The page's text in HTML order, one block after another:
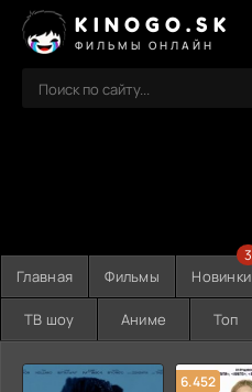
KINOGO.SK
ФИЛЬМЫ ОНЛАЙН
Главная Фильмы Новинки
3
ТВ шоу Аниме Топ
6.452